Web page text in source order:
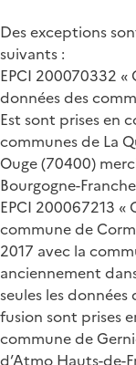
Des exceptions
suivants :
EPCI 200070332 «
données des
Est sont prises en
communes de La
Ouge (70400)
Bourgogne-
EPCI 200067213 «
commune de
2017 avec la
anciennement
seules les
fusion sont prises
commune de
d’Atmo Hauts-de-